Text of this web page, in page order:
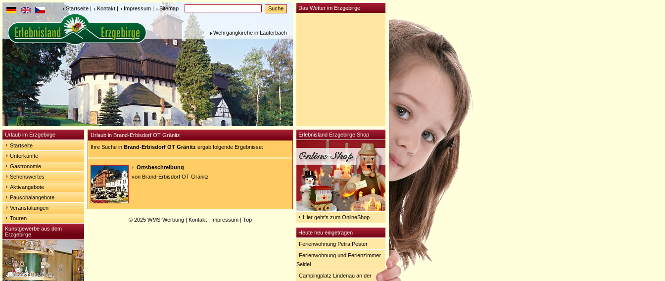
Startseite | Kontakt | Impressum | Sitemap
Wehrgangkirche in Lauterbach
Urlaub im Erzgebirge
Startseite
Unterkünfte
Gastronomie
Sehenswertes
Aktivangebote
Pauschalangebote
Veranstaltungen
Touren
Kunstgewerbe aus dem
Erzgebirge
Urlaub in Brand-Erbisdorf OT Gränitz
Ihre Suche in Brand-Erbisdorf OT Gränitz ergab folgende Ergebnisse:
Ortsbeschreibung
von Brand-Erbisdorf OT Gränitz
© 2025 WMS-Werbung | Kontakt | Impressum | Top
Erlebnisland Erzgebirge Shop
Hier geht's zum OnlineShop
Heute neu eingetragen
Ferienwohnung Petra Pester
Ferienwohnung und Ferienzimmer
Seidel
Campingplatz Lindenau an der
Das Wetter im Erzgebirge